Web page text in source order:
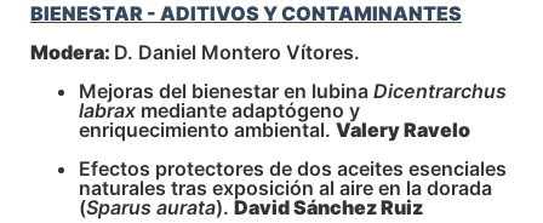
BIENESTAR - ADITIVOS Y CONTAMINANTES
Modera: D. Daniel Montero Vítores.
Mejoras del bienestar en lubina Dicentrarchus
labrax mediante adaptógeno y
enriquecimiento ambiental. Valery Ravelo
Efectos protectores de dos aceites esenciales
naturales tras exposición al aire en la dorada
(Sparus aurata). David Sánchez Ruiz